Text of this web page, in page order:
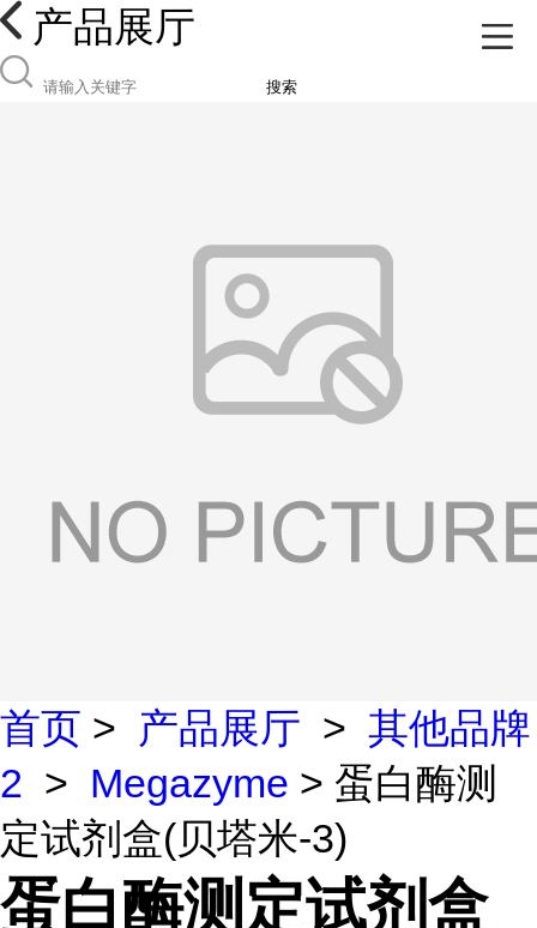
产品展厅
搜索
首页 > 产品展厅 > 其他品牌
2 > Megazyme > 蛋白酶测
定试剂盒(贝塔米-3)
蛋白酶测定试剂盒